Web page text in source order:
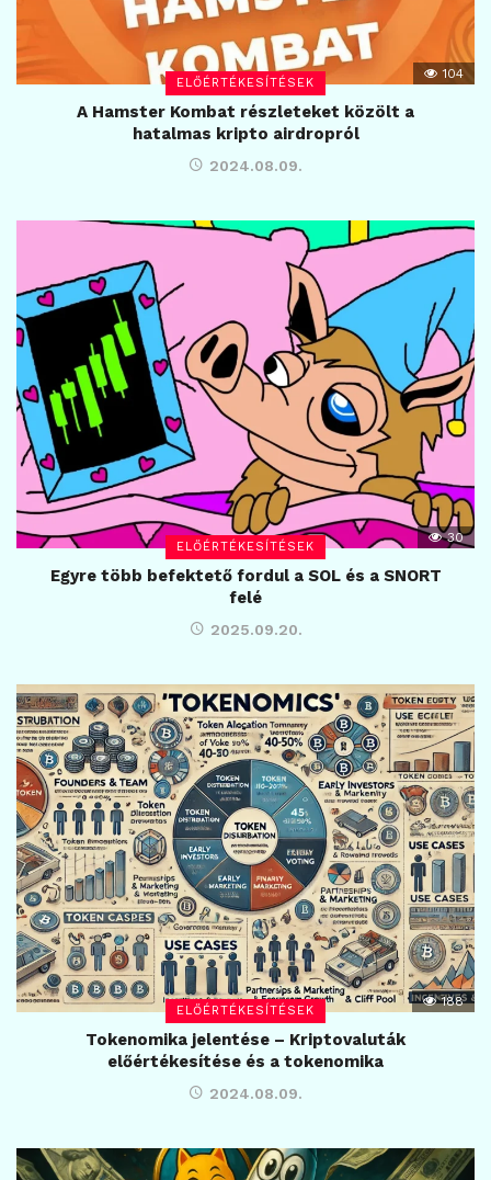
ELŐÉRTÉKESÍTÉSEK
104
A Hamster Kombat részleteket közölt a
hatalmas kripto airdropról
2024.08.09.
ELŐÉRTÉKESÍTÉSEK
30
Egyre több befektető fordul a SOL és a SNORT
felé
2025.09.20.
ELŐÉRTÉKESÍTÉSEK
188
Tokenomika jelentése – Kriptovaluták
előértékesítése és a tokenomika
2024.08.09.